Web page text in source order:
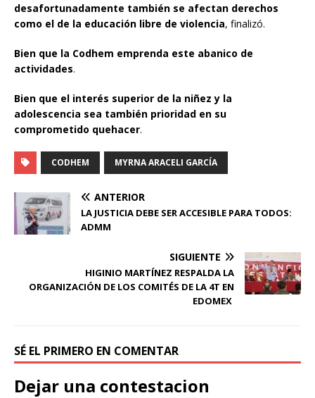
desafortunadamente también se afectan derechos
como el de la educación libre de violencia, finalizó.
Bien que la Codhem emprenda este abanico de
actividades.
Bien que el interés superior de la niñez y la
adolescencia sea también prioridad en su
comprometido quehacer.
CODHEM MYRNA ARACELI GARCÍA
ANTERIOR
LA JUSTICIA DEBE SER ACCESIBLE PARA TODOS:
ADMM
SIGUIENTE
HIGINIO MARTÍNEZ RESPALDA LA
ORGANIZACIÓN DE LOS COMITÉS DE LA 4T EN
EDOMEX
SÉ EL PRIMERO EN COMENTAR
Dejar una contestacion